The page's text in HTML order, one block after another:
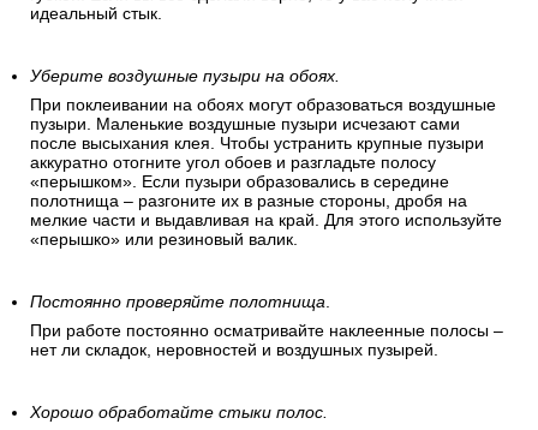
идеальный стык.
Уберите воздушные пузыри на обоях.
При поклеивании на обоях могут образоваться воздушные
пузыри. Маленькие воздушные пузыри исчезают сами
после высыхания клея. Чтобы устранить крупные пузыри
аккуратно отогните угол обоев и разгладьте полосу
«перышком». Если пузыри образовались в середине
полотнища – разгоните их в разные стороны, дробя на
мелкие части и выдавливая на край. Для этого используйте
«перышко» или резиновый валик.
Постоянно проверяйте полотнища.
При работе постоянно осматривайте наклеенные полосы –
нет ли складок, неровностей и воздушных пузырей.
Хорошо обработайте стыки полос.